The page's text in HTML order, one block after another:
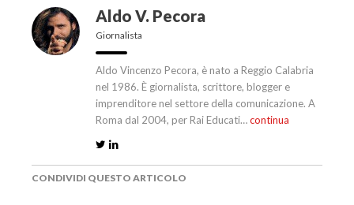
Aldo V. Pecora
Giornalista
Aldo Vincenzo Pecora, è nato a Reggio Calabria
nel 1986. È giornalista, scrittore, blogger e
imprenditore nel settore della comunicazione. A
Roma dal 2004, per Rai Educati…continua
CONDIVIDI QUESTO ARTICOLO